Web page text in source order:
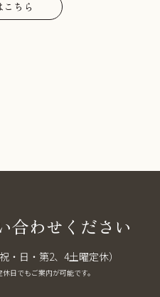
ちら
合わせください
・日・第2、4土曜定休）
日でもご案内が可能です。